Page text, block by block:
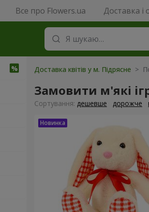
Все про Flowers.ua Доставка і
Доставка квітів у м. Підрясне >
Замовити м'які
Сортування: дешевше дорожче